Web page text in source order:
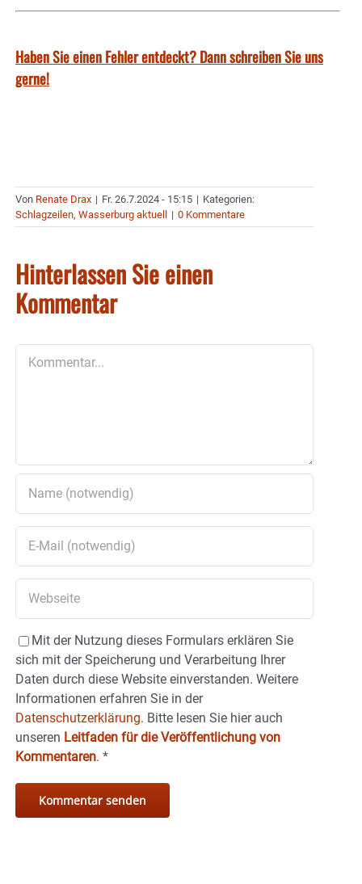
Haben Sie einen Fehler entdeckt? Dann schreiben Sie uns
gerne!
Von Renate Drax | Fr. 26.7.2024 - 15:15 | Kategorien:
Schlagzeilen, Wasserburg aktuell | 0 Kommentare
Hinterlassen Sie einen
Kommentar
Mit der Nutzung dieses Formulars erklären Sie
sich mit der Speicherung und Verarbeitung Ihrer
Daten durch diese Website einverstanden. Weitere
Informationen erfahren Sie in der
Datenschutzerklärung. Bitte lesen Sie hier auch
unseren Leitfaden für die Veröffentlichung von
Kommentaren. *